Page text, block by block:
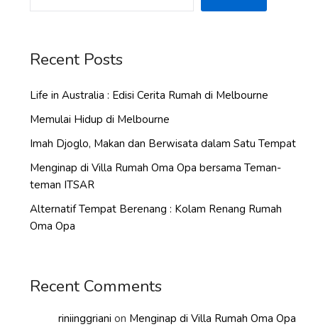
Recent Posts
Life in Australia : Edisi Cerita Rumah di Melbourne
Memulai Hidup di Melbourne
Imah Djoglo, Makan dan Berwisata dalam Satu Tempat
Menginap di Villa Rumah Oma Opa bersama Teman-
teman ITSAR
Alternatif Tempat Berenang : Kolam Renang Rumah
Oma Opa
Recent Comments
riniinggriani on Menginap di Villa Rumah Oma Opa